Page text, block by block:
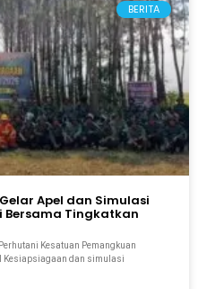
BERITA
Apel dan Simulasi
Tingkatkan
Kesatuan Pemangkuan
Kesiapsiagaan dan simulasi